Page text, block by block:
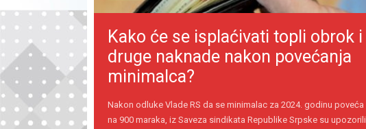
Kako će se isplaćivati topli obrok i
druge naknade nakon povećanja
minimalca?
Nakon odluke Vlade RS da se minimalac za 2024. godinu poveća
na 900 maraka, iz Saveza sindikata Republike Srpske su upozorili